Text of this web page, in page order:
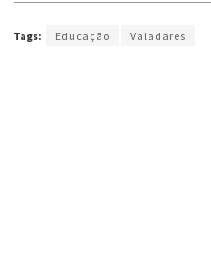
Tags: Educação Valadares